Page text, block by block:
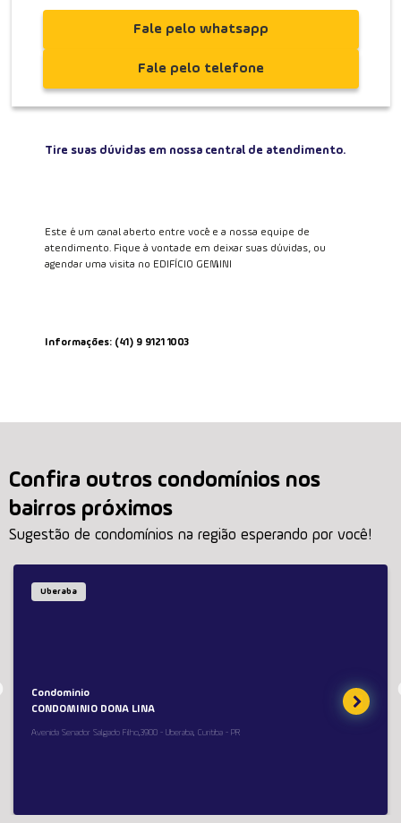
Tire suas dúvidas em nossa central de atendimento.
Este é um canal aberto entre você e a nossa equipe de
atendimento. Fique à vontade em deixar suas dúvidas, ou
agendar uma visita no EDIFÍCIO GEMINI
Informações: (41) 9 9121 1003
Fale pelo whatsapp
Fale pelo telefone
Confira outros condomínios nos
bairros próximos
Sugestão de condomínios na região esperando por você!
Uberaba
Condominio
CONDOMINIO DONA LINA
Avenida Senador Salgado Filho,3900 - Uberaba, Curitiba - PR